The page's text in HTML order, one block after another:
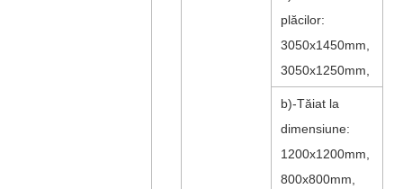
plăcilor:
3050x1450mm,
3050x1250mm,
b)-Tăiat la
dimensiune:
1200x1200mm,
800x800mm,